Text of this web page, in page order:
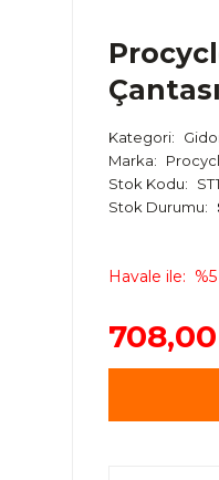
Kategori
Marka
Stok Kodu
Stok Durumu
Havale ile